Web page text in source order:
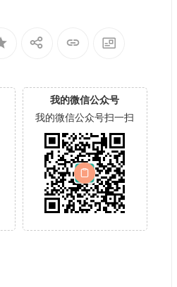
我的微信公众号
我的微信公众号扫一扫